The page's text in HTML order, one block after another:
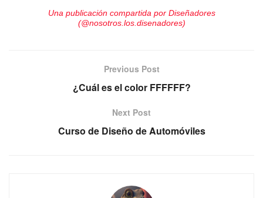
Una publicación compartida por Diseñadores
(@nosotros.los.disenadores)
Previous Post
¿Cuál es el color FFFFFF?
Next Post
Curso de Diseño de Automóviles